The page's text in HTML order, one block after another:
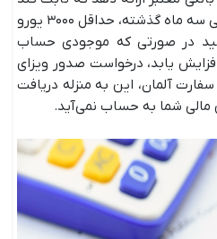
گردش مالی حساب بانکی او طی سه ماه گذشته، حداقل ۳۰۰۰ یورو
در صورتی که موجودی حساب
یابد، درخواست صدور ویزای
آلمان، این به منزله دریافت
شما به حساب نمی‌آید.